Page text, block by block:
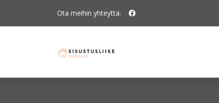
Ota meihin yhteyttä: